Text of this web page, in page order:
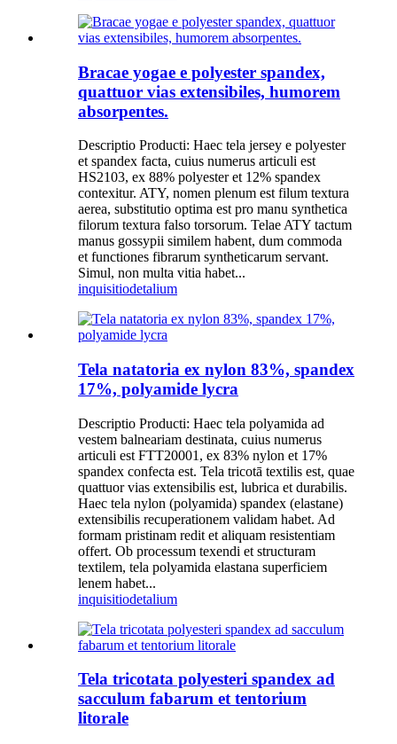
Bracae yogae e polyester spandex,
quattuor vias extensibiles, humorem
absorpentes.
Descriptio Producti: Haec tela jersey e polyester
et spandex facta, cuius numerus articuli est
HS2103, ex 88% polyester et 12% spandex
contexitur. ATY, nomen plenum est filum textura
aerea, substitutio optima est pro manu synthetica
filorum textura falso torsorum. Telae ATY tactum
manus gossypii similem habent, dum commoda
et functiones fibrarum syntheticarum servant.
Simul, non multa vitia habet...
inquisitiodetalium
Tela natatoria ex nylon 83%, spandex
17%, polyamide lycra
Descriptio Producti: Haec tela polyamida ad
vestem balneariam destinata, cuius numerus
articuli est FTT20001, ex 83% nylon et 17%
spandex confecta est. Tela tricotā textilis est, quae
quattuor vias extensibilis est, lubrica et durabilis.
Haec tela nylon (polyamida) spandex (elastane)
extensibilis recuperationem validam habet. Ad
formam pristinam redit et aliquam resistentiam
offert. Ob processum texendi et structuram
textilem, tela polyamida elastana superficiem
lenem habet...
inquisitiodetalium
Tela tricotata polyesteri spandex ad
sacculum fabarum et tentorium
litorale